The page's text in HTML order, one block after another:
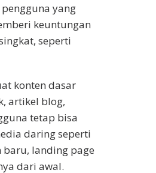
yang
keuntungan
seperti
konten dasar
artikel blog,
tetap bisa
daring seperti
landing page
dari awal.